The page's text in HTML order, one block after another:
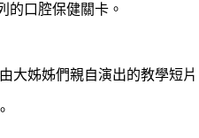
的口腔保健關卡。
大姊姊們親自演出的教學短